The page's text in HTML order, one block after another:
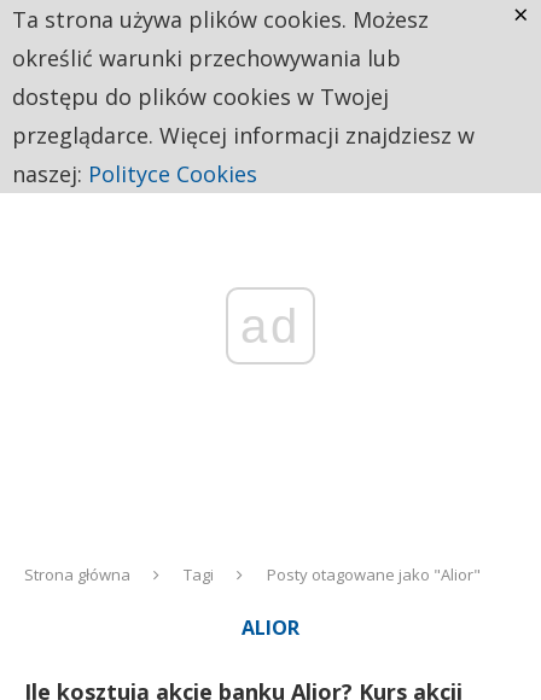
ad
Strona główna Tagi Posty otagowane jako "Alior"
ALIOR
Ile kosztują akcje banku Alior? Kurs akcji
Ta strona używa plików cookies. Możesz
określić warunki przechowywania lub
dostępu do plików cookies w Twojej
przeglądarce. Więcej informacji znajdziesz w
naszej: Polityce Cookies
×